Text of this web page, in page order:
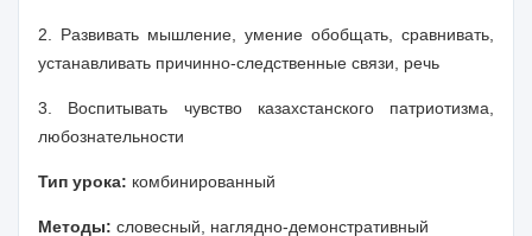
2. Развивать мышление, умение обобщать, сравнивать,
устанавливать причинно-следственные связи, речь
3. Воспитывать чувство казахстанского патриотизма,
любознательности
Тип урока: комбинированный
Методы: словесный, наглядно-демонстративный